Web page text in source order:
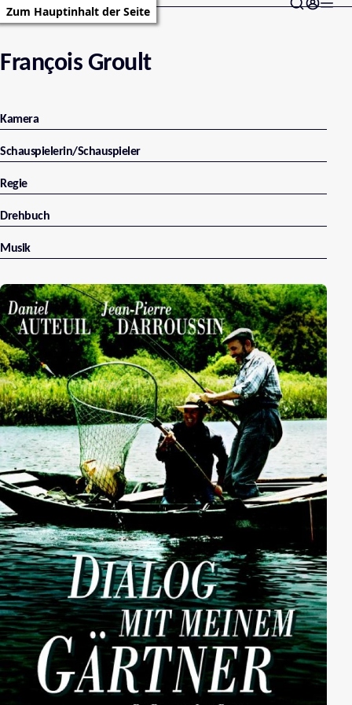
Zum Hauptinhalt der Seite
François Groult
Kamera
Schauspielerin/Schauspieler
Regie
Drehbuch
Musik